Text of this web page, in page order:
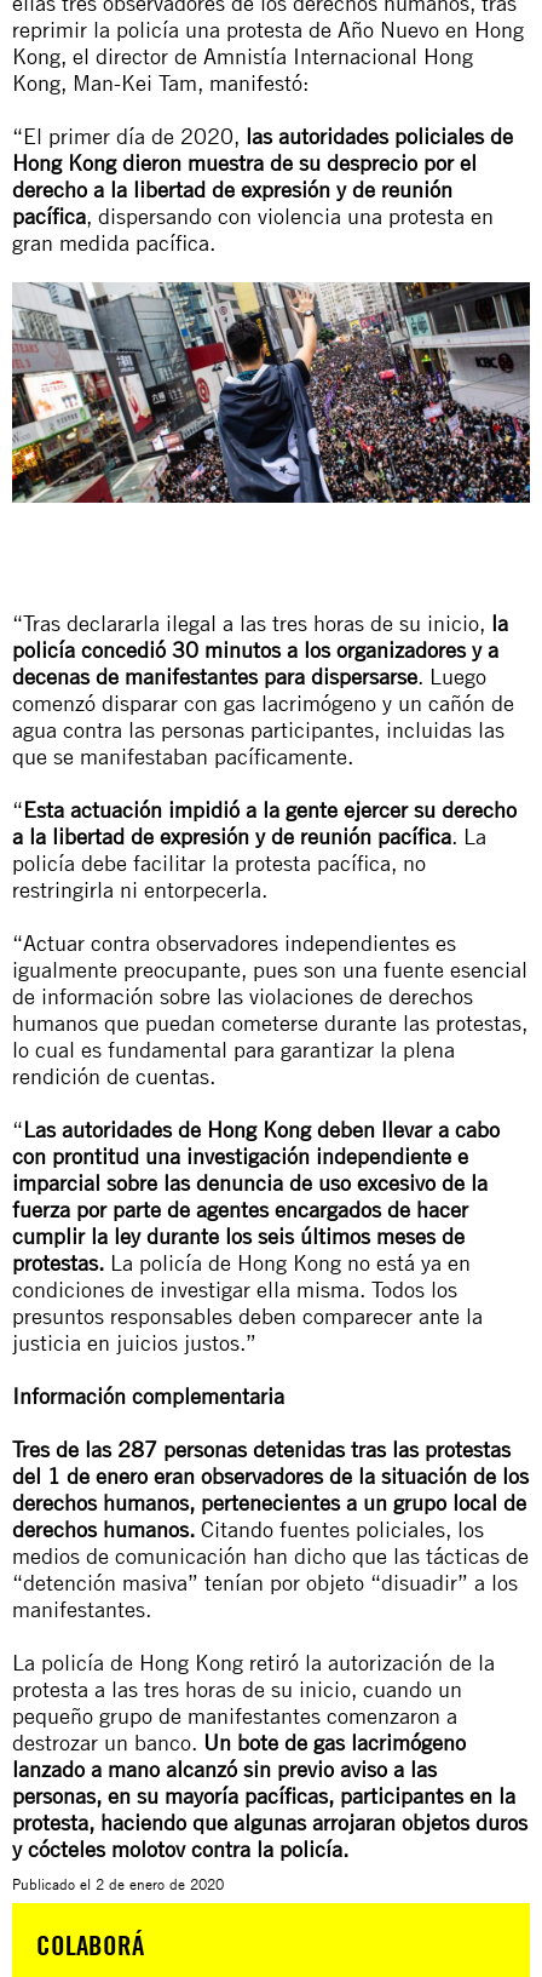
reprimir la policía una protesta de Año Nuevo en Hong
Kong, el director de Amnistía Internacional Hong
Kong, Man-Kei Tam, manifestó:
“El primer día de 2020, las autoridades policiales de
Hong Kong dieron muestra de su desprecio por el
derecho a la libertad de expresión y de reunión
pacífica, dispersando con violencia una protesta en
gran medida pacífica.
“Tras declararla ilegal a las tres horas de su inicio, la
policía concedió 30 minutos a los organizadores y a
decenas de manifestantes para dispersarse. Luego
comenzó disparar con gas lacrimógeno y un cañón de
agua contra las personas participantes, incluidas las
que se manifestaban pacíficamente.
“Esta actuación impidió a la gente ejercer su derecho
a la libertad de expresión y de reunión pacífica. La
policía debe facilitar la protesta pacífica, no
restringirla ni entorpecerla.
“Actuar contra observadores independientes es
igualmente preocupante, pues son una fuente esencial
de información sobre las violaciones de derechos
humanos que puedan cometerse durante las protestas,
lo cual es fundamental para garantizar la plena
rendición de cuentas.
“Las autoridades de Hong Kong deben llevar a cabo
con prontitud una investigación independiente e
imparcial sobre las denuncia de uso excesivo de la
fuerza por parte de agentes encargados de hacer
cumplir la ley durante los seis últimos meses de
protestas. La policía de Hong Kong no está ya en
condiciones de investigar ella misma. Todos los
presuntos responsables deben comparecer ante la
justicia en juicios justos.”
Información complementaria
Tres de las 287 personas detenidas tras las protestas
del 1 de enero eran observadores de la situación de los
derechos humanos, pertenecientes a un grupo local de
derechos humanos. Citando fuentes policiales, los
medios de comunicación han dicho que las tácticas de
“detención masiva” tenían por objeto “disuadir” a los
manifestantes.
La policía de Hong Kong retiró la autorización de la
protesta a las tres horas de su inicio, cuando un
pequeño grupo de manifestantes comenzaron a
destrozar un banco. Un bote de gas lacrimógeno
lanzado a mano alcanzó sin previo aviso a las
personas, en su mayoría pacíficas, participantes en la
protesta, haciendo que algunas arrojaran objetos duros
y cócteles molotov contra la policía.
Publicado el 2 de enero de 2020
COLABORÁ